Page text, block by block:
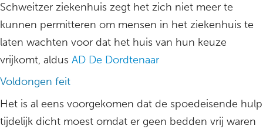
Schweitzer ziekenhuis zegt het zich niet meer te
kunnen permitteren om mensen in het ziekenhuis te
laten wachten voor dat het huis van hun keuze
vrijkomt, aldus AD De Dordtenaar
Voldongen feit
Het is al eens voorgekomen dat de spoedeisende hulp
tijdelijk dicht moest omdat er geen bedden vrij waren